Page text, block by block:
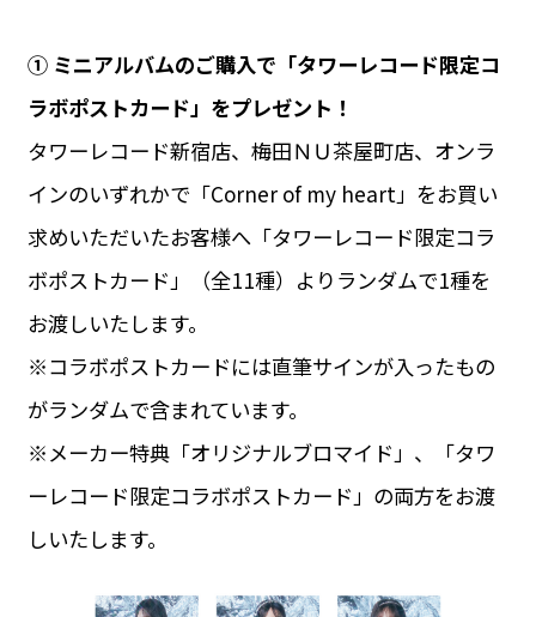
① ミニアルバムのご購入で「タワーレコード限定コ
ラボポストカード」をプレゼント！
タワーレコード新宿店、梅田ＮＵ茶屋町店、オンラ
インのいずれかで「Corner of my heart」をお買い
求めいただいたお客様へ「タワーレコード限定コラ
ボポストカード」（全11種）よりランダムで1種を
お渡しいたします。
※コラボポストカードには直筆サインが入ったもの
がランダムで含まれています。
※メーカー特典「オリジナルブロマイド」、「タワ
ーレコード限定コラボポストカード」の両方をお渡
しいたします。